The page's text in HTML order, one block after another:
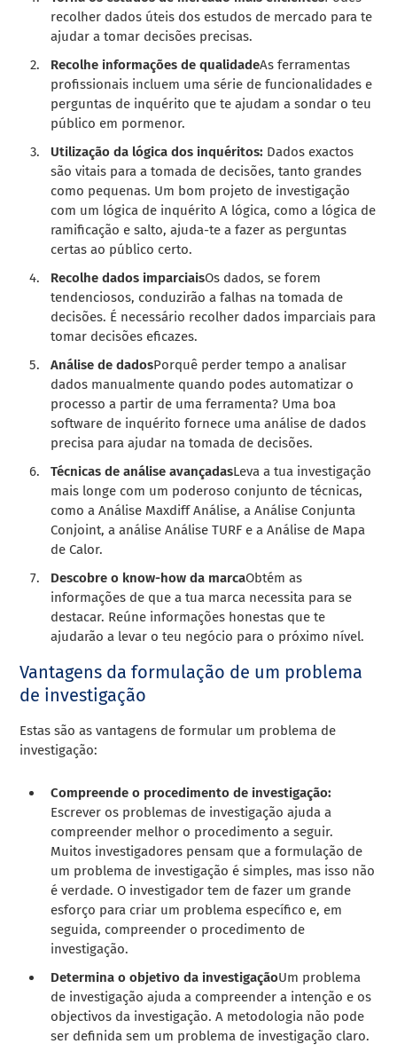
recolher dados úteis dos estudos de mercado para te
ajudar a tomar decisões precisas.
Recolhe informações de qualidadeAs ferramentas
profissionais incluem uma série de funcionalidades e
perguntas de inquérito que te ajudam a sondar o teu
público em pormenor.
Utilização da lógica dos inquéritos: Dados exactos
são vitais para a tomada de decisões, tanto grandes
como pequenas. Um bom projeto de investigação
com um lógica de inquérito A lógica, como a lógica de
ramificação e salto, ajuda-te a fazer as perguntas
certas ao público certo.
Recolhe dados imparciaisOs dados, se forem
tendenciosos, conduzirão a falhas na tomada de
decisões. É necessário recolher dados imparciais para
tomar decisões eficazes.
Análise de dadosPorquê perder tempo a analisar
dados manualmente quando podes automatizar o
processo a partir de uma ferramenta? Uma boa
software de inquérito fornece uma análise de dados
precisa para ajudar na tomada de decisões.
Técnicas de análise avançadasLeva a tua investigação
mais longe com um poderoso conjunto de técnicas,
como aAnálise MaxdiffAnálise, aAnálise Conjunta
Conjoint, a análiseAnálise TURF e aAnálise de Mapa
de Calor.
Descobre o know-how da marcaObtém as
informações de que a tua marca necessita para se
destacar. Reúne informações honestas que te
ajudarão a levar o teu negócio para o próximo nível.
Vantagens da formulação de um problema
de investigação
Estas são as vantagens de formular um problema de
investigação:
Compreende o procedimento de investigação:
Escrever os problemas de investigação ajuda a
compreender melhor o procedimento a seguir.
Muitos investigadores pensam que a formulação de
um problema de investigação é simples, mas isso não
é verdade. O investigador tem de fazer um grande
esforço para criar um problema específico e, em
seguida, compreender o procedimento de
investigação.
Determina o objetivo da investigaçãoUm problema
de investigação ajuda a compreender a intenção e os
objectivos da investigação. A metodologia não pode
ser definida sem um problema de investigação claro.